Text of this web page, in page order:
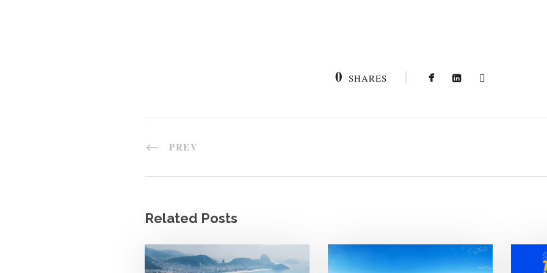
0 SHARES
PREV
Related Posts